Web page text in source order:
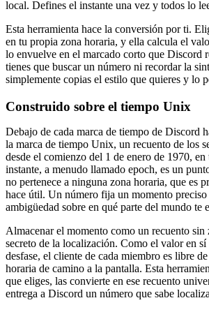
local. Defines el instante una vez y todos lo
Esta herramienta hace la conversión por ti.
en tu propia zona horaria, y ella calcula el
lo envuelve en el marcado corto que Discord
tienes que buscar un número ni recordar la
simplemente copias el estilo que quieres y lo
Construido sobre el tiempo Unix
Debajo de cada marca de tiempo de Discord
la marca de tiempo Unix, un recuento de los
desde el comienzo del 1 de enero de 1970,
instante, a menudo llamado epoch, es un
no pertenece a ninguna zona horaria, que es
hace útil. Un número fija un momento
ambigüedad sobre en qué parte del mundo te
Almacenar el momento como un recuento sin
secreto de la localización. Como el valor en
desfase, el cliente de cada miembro es libre
horaria de camino a la pantalla. Esta
que eliges, las convierte en ese recuento
entrega a Discord un número que sabe